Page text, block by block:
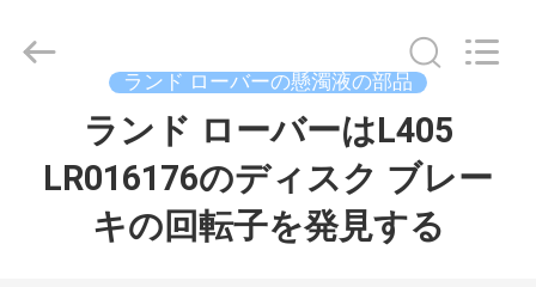
2026
GUANGZHOU
ランド ローバーの懸濁液の部品
ランド ローバーはL405
LR016176のディスク ブレー
キの回転子を発見する